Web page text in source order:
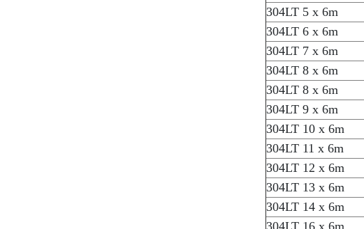
304LT 5 x 6m
304LT 6 x 6m
304LT 7 x 6m
304LT 8 x 6m
304LT 8 x 6m
304LT 9 x 6m
304LT 10 x 6m
304LT 11 x 6m
304LT 12 x 6m
304LT 13 x 6m
304LT 14 x 6m
304LT 16 x 6m